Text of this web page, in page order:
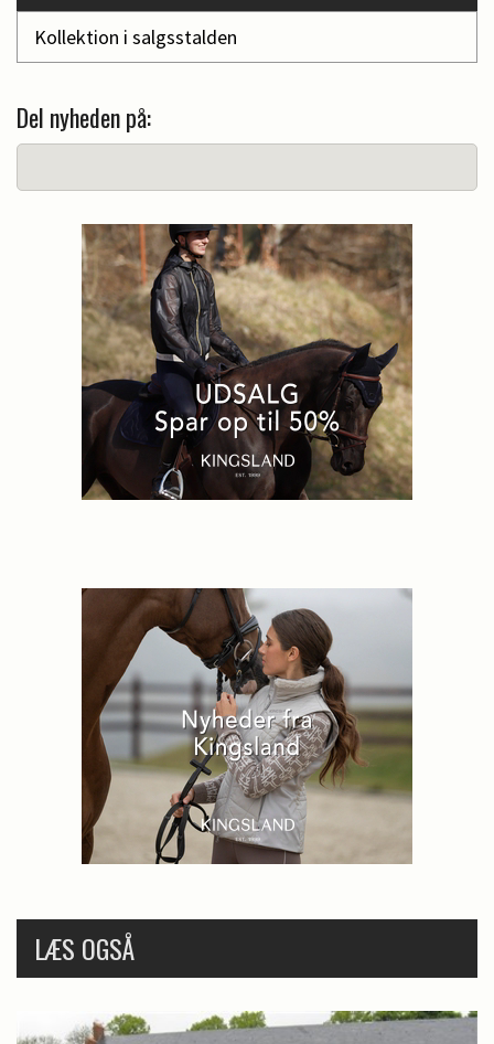
Kollektion i salgsstalden
Del nyheden på:
LÆS OGSÅ